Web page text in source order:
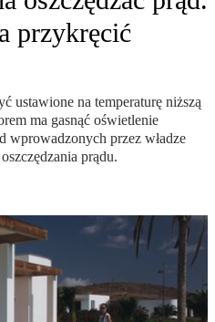
przykręcić
ustawione na temperaturę niższą
ma gasnąć oświetlenie
wprowadzonych przez władze
prądu.